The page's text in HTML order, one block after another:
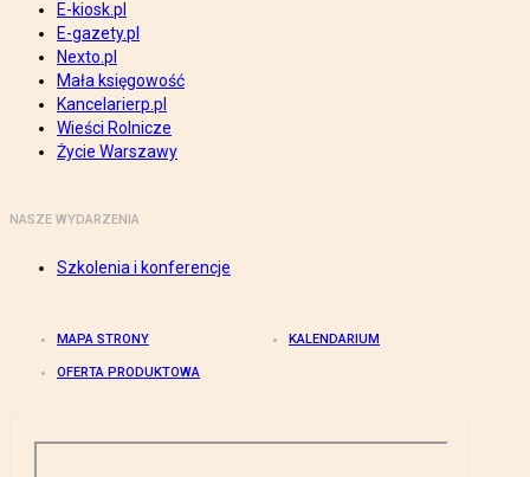
E-kiosk.pl
E-gazety.pl
Nexto.pl
Mała księgowość
Kancelarierp.pl
Wieści Rolnicze
Życie Warszawy
NASZE WYDARZENIA
Szkolenia i konferencje
MAPA STRONY KALENDARIUM
OFERTA PRODUKTOWA